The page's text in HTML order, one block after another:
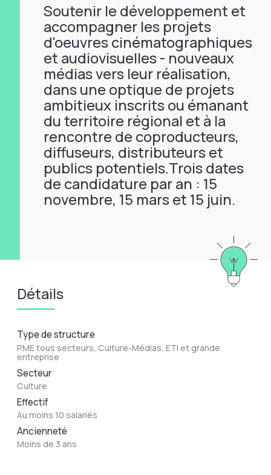
Soutenir le développement et
accompagner les projets
d'oeuvres cinématographiques
et audiovisuelles - nouveaux
médias vers leur réalisation,
dans une optique de projets
ambitieux inscrits ou émanant
du territoire régional et à la
rencontre de coproducteurs,
diffuseurs, distributeurs et
publics potentiels.Trois dates
de candidature par an : 15
novembre, 15 mars et 15 juin.
Détails
Type de structure
PME tous secteurs, Culture-Médias, ETI et grande
entreprise
Secteur
Culture
Effectif
Au moins 10 salariés
Ancienneté
Moins de 3 ans